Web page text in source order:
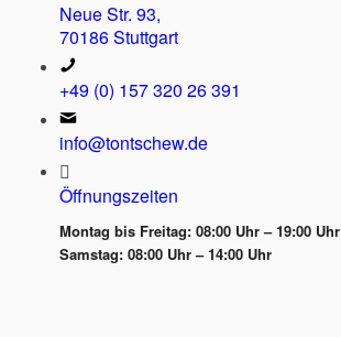
Neue Str. 93,
70186 Stuttgart
+49 (0) 157 320 26 391
info@tontschew.de
Öffnungszeiten
Montag bis Freitag: 08:00 Uhr – 19:00 Uhr
Samstag: 08:00 Uhr – 14:00 Uhr